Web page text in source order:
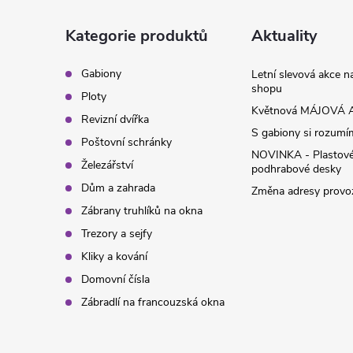
Kategorie produktů
Gabiony
Ploty
Revizní dvířka
Poštovní schránky
Železářství
Dům a zahrada
Zábrany truhlíků na okna
Trezory a sejfy
Kliky a kování
Domovní čísla
Zábradlí na francouzská okna
Aktuality
Letní slevová akce
shopu
Květnová MÁJOVÁ
S gabiony si
NOVINKA -
podhrabové desky
Změna adresy